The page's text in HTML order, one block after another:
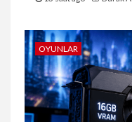
OYUNLAR